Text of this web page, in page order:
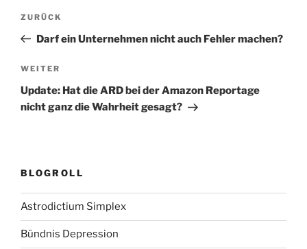
Beitragsnavigation
Vorheriger
Beitrag
ZURÜCK
Darf ein Unternehmen nicht auch Fehler machen?
Nächster
Beitrag
WEITER
Update: Hat die ARD bei der Amazon Reportage
nicht ganz die Wahrheit gesagt?
BLOGROLL
Astrodictium Simplex
Bündnis Depression